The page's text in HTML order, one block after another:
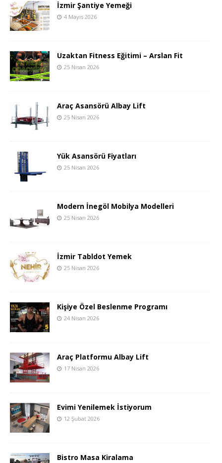
İzmir Şantiye Yemeği
4 Mayıs 2026
Uzaktan Fitness Eğitimi – Arslan Fit
25 Nisan 2026
Araç Asansörü Albay Lift
25 Nisan 2026
Yük Asansörü Fiyatları
25 Nisan 2026
Modern İnegöl Mobilya Modelleri
25 Nisan 2026
İzmir Tabldot Yemek
25 Nisan 2026
Kişiye Özel Beslenme Programı
24 Nisan 2026
Araç Platformu Albay Lift
17 Nisan 2026
Evimi Yenilemek İstiyorum
12 Şubat 2026
Bistro Masa Kiralama